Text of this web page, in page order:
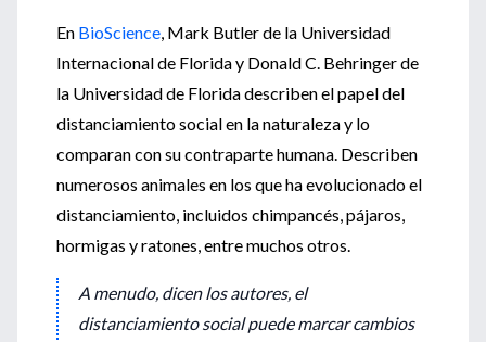
En BioScience, Mark Butler de la Universidad
Internacional de Florida y Donald C. Behringer de
la Universidad de Florida describen el papel del
distanciamiento social en la naturaleza y lo
comparan con su contraparte humana. Describen
numerosos animales en los que ha evolucionado el
distanciamiento, incluidos chimpancés, pájaros,
hormigas y ratones, entre muchos otros.
A menudo, dicen los autores, el
distanciamiento social puede marcar cambios